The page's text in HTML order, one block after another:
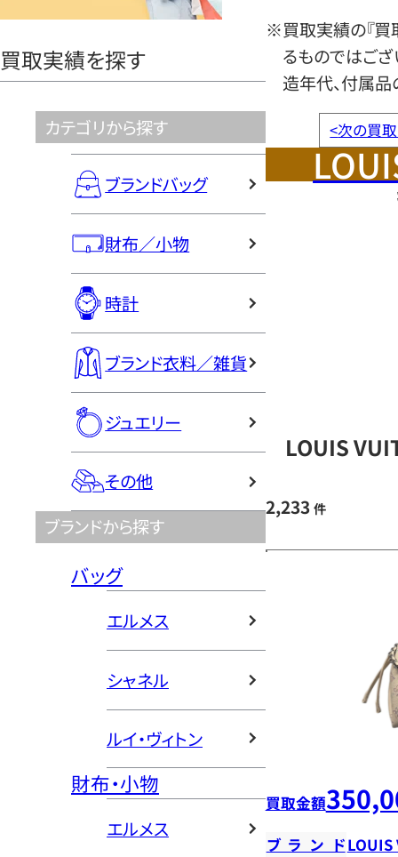
買取実績を探す
カテゴリから探す
ブランドバッグ
財布／小物
時計
ブランド衣料／雑貨
ジュエリー
その他
ブランドから探す
バッグ
エルメス
シャネル
ルイ・ヴィトン
財布・小物
エルメス
※買取実績の『買
るものではござ
造年代、付属品
<次の買
LOUIS
2,233 件
買取金額
ブランドLOUIS